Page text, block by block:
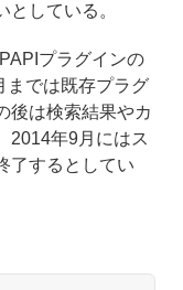
している。
プラグインの
までは既存プラグ
後は検索結果やカ
2014年9月にはス
了するとしてい